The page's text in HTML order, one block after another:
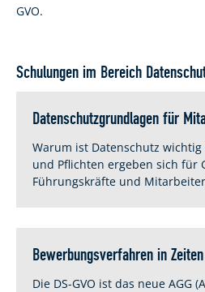
GVO.
Schulungen im Bereich
Datenschutzgrundlagen für
Warum ist Datenschutz
und Pflichten ergeben sich für
Führungskräfte und
Bewerbungsverfahren in Zeiten
Die DS-GVO ist das neue AGG